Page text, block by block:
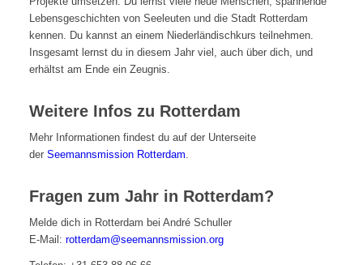
Lebensgeschichten von Seeleuten und die Stadt Rotterdam
kennen. Du kannst an einem Niederländischkurs teilnehmen.
Insgesamt lernst du in diesem Jahr viel, auch über dich, und
erhältst am Ende ein Zeugnis.
Weitere Infos zu Rotterdam
Mehr Informationen findest du auf der Unterseite
der Seemannsmission Rotterdam.
Fragen zum Jahr in Rotterdam?
Melde dich in Rotterdam bei André Schuller
E-Mail: rotterdam@seemannsmission.org